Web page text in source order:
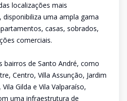
localizações mais
disponibiliza uma ampla gama
casas, sobrados,
comerciais.
bairros de Santo André, como
Centro, Villa Assunção, Jardim
Gilda e Vila Valparaíso,
uma infraestrutura de